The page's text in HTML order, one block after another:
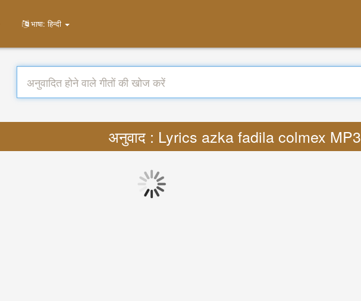
भाषा: हिन्दी
अनुवाद : Lyrics azka fadila colmex MP3